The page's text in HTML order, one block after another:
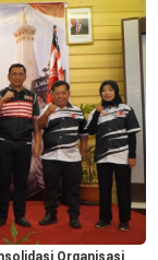
Organisasi